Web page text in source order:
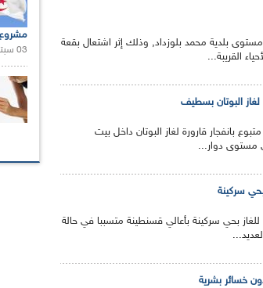
بلدية محمد بلوزداد, وذلك إثر اشتعال بقعة
القريبة...
بانفجار قارورة لغاز البوتان داخل بيت
مستوى دوار...
سركينة
بحي سركينة بأعالي قسنطينة متسببا في حالة
خسائر بشرية
مشروع
03 سبتمبر 2020 |